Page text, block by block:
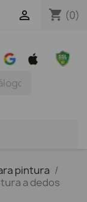
shopping_cart (0)

pintura
a dedos